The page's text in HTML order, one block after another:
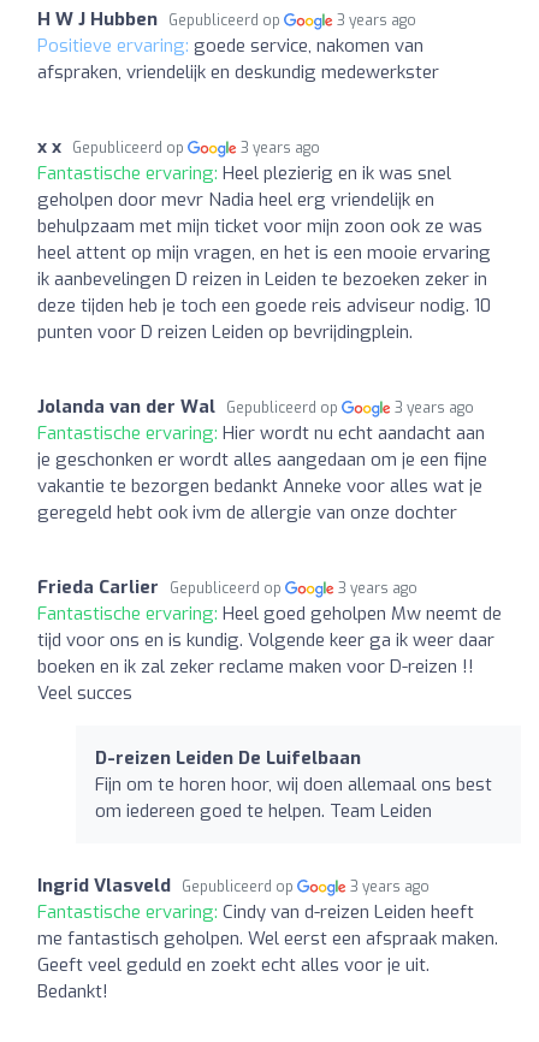
H W J Hubben Gepubliceerd op 3 years ago
Positieve ervaring: goede service, nakomen van
afspraken, vriendelijk en deskundig medewerkster
x x Gepubliceerd op 3 years ago
Fantastische ervaring: Heel plezierig en ik was snel
geholpen door mevr Nadia heel erg vriendelijk en
behulpzaam met mijn ticket voor mijn zoon ook ze was
heel attent op mijn vragen, en het is een mooie ervaring
ik aanbevelingen D reizen in Leiden te bezoeken zeker in
deze tijden heb je toch een goede reis adviseur nodig. 10
punten voor D reizen Leiden op bevrijdingplein.
Jolanda van der Wal Gepubliceerd op 3 years ago
Fantastische ervaring: Hier wordt nu echt aandacht aan
je geschonken er wordt alles aangedaan om je een fijne
vakantie te bezorgen bedankt Anneke voor alles wat je
geregeld hebt ook ivm de allergie van onze dochter
Frieda Carlier Gepubliceerd op 3 years ago
Fantastische ervaring: Heel goed geholpen Mw neemt de
tijd voor ons en is kundig. Volgende keer ga ik weer daar
boeken en ik zal zeker reclame maken voor D-reizen !!
Veel succes
D-reizen Leiden De Luifelbaan
Fijn om te horen hoor, wij doen allemaal ons best
om iedereen goed te helpen. Team Leiden
Ingrid Vlasveld Gepubliceerd op 3 years ago
Fantastische ervaring: Cindy van d-reizen Leiden heeft
me fantastisch geholpen. Wel eerst een afspraak maken.
Geeft veel geduld en zoekt echt alles voor je uit.
Bedankt!